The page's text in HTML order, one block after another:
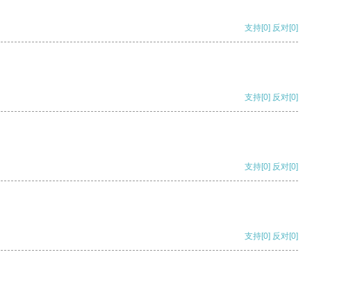
支持[0] 反对[0]
支持[0] 反对[0]
支持[0] 反对[0]
支持[0] 反对[0]